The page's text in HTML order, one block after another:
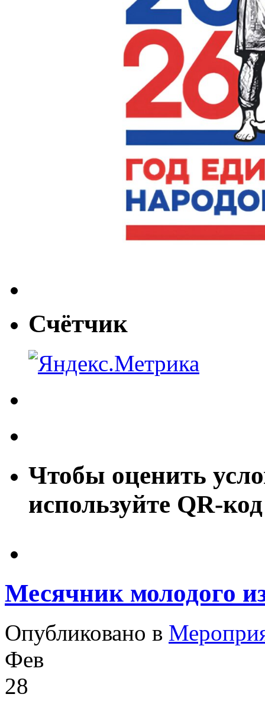
Счётчик
Чтобы оценить
используйте QR-код
Месячник молодого
Опубликовано в
Фев
28